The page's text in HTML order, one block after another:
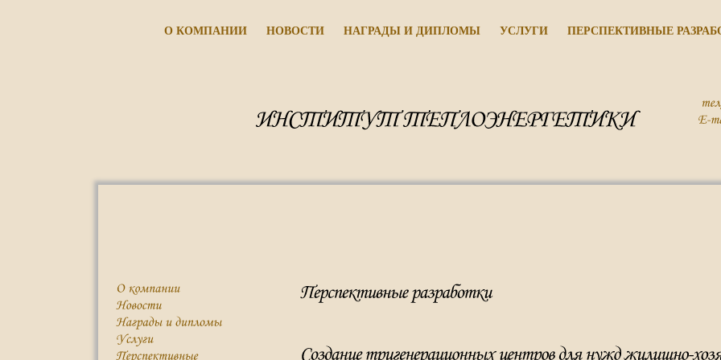
О КОМПАНИИ НОВОСТИ НАГРАДЫ И ДИПЛОМЫ УСЛУГИ ПЕРСПЕКТИВНЫЕ